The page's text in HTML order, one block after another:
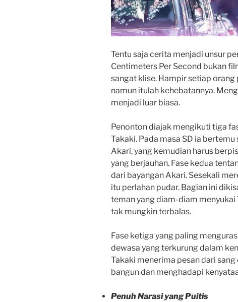
Tentu saja cerita menjadi unsur
Centimeters Per Second bukan
sangat klise. Hampir setiap
namun itulah kehebatannya.
menjadi luar biasa.
Penonton diajak mengikuti tiga
Takaki. Pada masa SD ia
Akari, yang kemudian harus
yang berjauhan. Fase kedua
dari bayangan Akari. Sesekali
itu perlahan pudar. Bagian ini
teman yang diam-diam menyukai
tak mungkin terbalas.
Fase ketiga yang paling
dewasa yang terkurung dalam
Takaki menerima pesan dari
bangun dan menghadapi
Penuh Narasi yang Puitis